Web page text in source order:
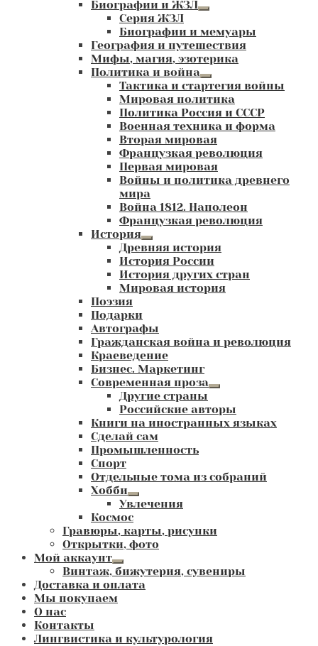
Биографии и ЖЗЛ
Развернутое
меню
Серия ЖЗЛ
Биографии и мемуары
География и путешествия
Мифы, магия, эзотерика
Политика и война
Развернутое
вложенное
меню
Тактика и стартегия войны
Мировая политика
Политика Россия и СССР
Военная техника и форма
Вторая мировая
Французкая революция
Первая мировая
Войны и политика древнего
мира
Война 1812. Наполеон
Французкая революция
История
Развернутое
вложенное
меню
Древняя история
История России
История других стран
Мировая история
Поэзия
Подарки
Автографы
Гражданская война и революция
Краеведение
Бизнес. Маркетинг
Современная проза
Развернутое
меню
Другие страны
Российские авторы
Книги на иностранных языках
Сделай сам
Промышленность
Спорт
Отдельные тома из собраний
Хобби
Развернутое
вложенное
меню
Увлечения
Космос
Гравюры, карты, рисунки
Открытки, фото
Мой аккаунт
Развернутое
вложенное
меню
Винтаж, бижутерия, сувениры
Доставка и оплата
Мы покупаем
О нас
Контакты
Лингвистика и культурология